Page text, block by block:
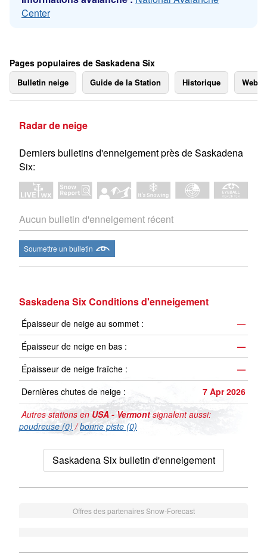
Center
Pages populaires de Saskadena Six
Bulletin neige Guide de la Station Historique
Radar de neige
Derniers bulletins d'enneigement près de Saskadena
Six:
Aucun bulletin d'enneigement récent
Soumettre un bulletin
Saskadena Six Conditions d'enneigement
Épaisseur de neige au sommet :
—
Épaisseur de neige en bas :
—
Épaisseur de neige fraîche :
—
Dernières chutes de neige :
7 Apr 2026
Autres stations en USA - Vermontsignalent aussi:
poudreuse (0) /bonne piste (0)
Saskadena Six bulletin d'enneigement
Offres des partenaires Snow-Forecast